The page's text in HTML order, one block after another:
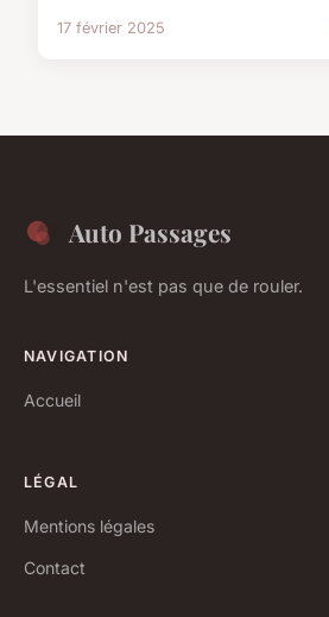
17 février 2025
Auto Passages
L'essentiel n'est pas que de rouler.
NAVIGATION
Accueil
LÉGAL
Mentions légales
Contact